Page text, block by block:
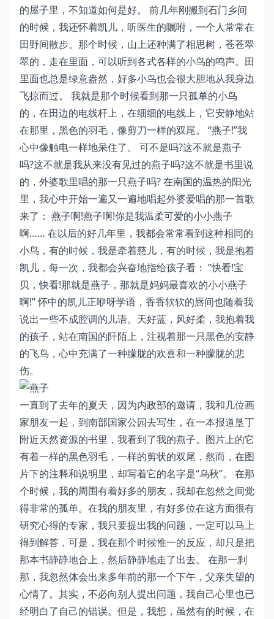
的屋子里，不知道如何是好。 前几年刚搬到石门乡间
的时候，我还怀着凯儿，听医生的嘱咐，一个人常常在
田野间散步。那个时候，山上还种满了相思树，苍苍翠
翠的，走在里面，可以听到各式各样的小鸟的鸣声。田
里面也总是绿意盎然，好多小鸟也会很大胆地从我身边
飞掠而过。 我就是那个时候看到那一只孤单的小鸟
的，在田边的电线杆上，在细细的电线上，它安静地站
在那里，黑色的羽毛，像剪刀一样的双尾。 “燕子!”我
心中像触电一样地呆住了。 可不是吗?这不就是燕子
吗?这不就是我从来没有见过的燕子吗?这不就是书里说
的，外婆歌里唱的那一只燕子吗? 在南国的温热的阳光
里，我心中开始一遍又一遍地唱起外婆爱唱的那一首歌
来了： 燕子啊!燕子啊!你是我温柔可爱的小小燕子
啊…… 在以后的好几年里，我都会常常看到这种相同的
小鸟，有的时候，我是牵着慈儿，有的时候，我是抱着
凯儿，每一次，我都会兴奋地指给孩子看： “快看!宝
贝，快看!那就是燕子，那就是妈妈最喜欢的小小燕子
啊!” 怀中的凯儿正咿呀学语，香香软软的唇间也随着我
说出一些不成腔调的儿语。天好蓝，风好柔，我抱着我
的孩子，站在南国的阡陌上，注视着那一只黑色的安静
的飞鸟，心中充满了一种朦胧的欢喜和一种朦胧的悲
伤。
一直到了去年的夏天，因为内政部的邀请，我和几位画
家朋友一起，到南部国家公园去写生，在一本报道垦丁
附近天然资源的书里，我看到了我的燕子。图片上的它
有着一样的黑色羽毛，一样的剪状的双尾，然而，在图
片下的注释和说明里，却写着它的名字是“乌秋”。 在那
个时候，我的周围有着好多的朋友，我却在忽然之间觉
得非常的孤单。在我的朋友里，有好多位在这方面很有
研究心得的专家，我只要提出我的问题，一定可以马上
得到解答，可是，我在那个时候惟一的反应，却只是把
那本书静静地合上，然后静静地走了出去。 在那一刹
那，我忽然体会出来多年前的那一个下午，父亲失望的
心情了。其实，不必向别人提出问题，我自己心里也已
经明白了自己的错误。但是，我想，虽然有的时候，在